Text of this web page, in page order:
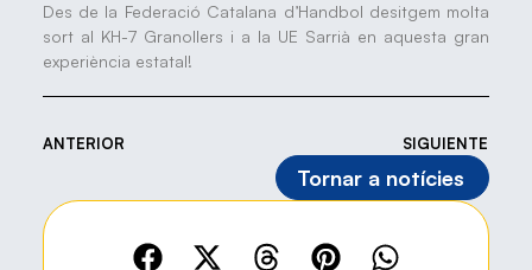
Des de la Federació Catalana d’Handbol desitgem molta
sort al KH-7 Granollers i a la UE Sarrià en aquesta gran
experiència estatal!
ANTERIOR SIGUIENTE
Tornar a notícies